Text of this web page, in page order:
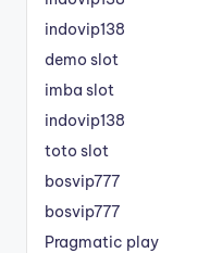
indovip138
demo slot
imba slot
indovip138
toto slot
bosvip777
bosvip777
Pragmatic play